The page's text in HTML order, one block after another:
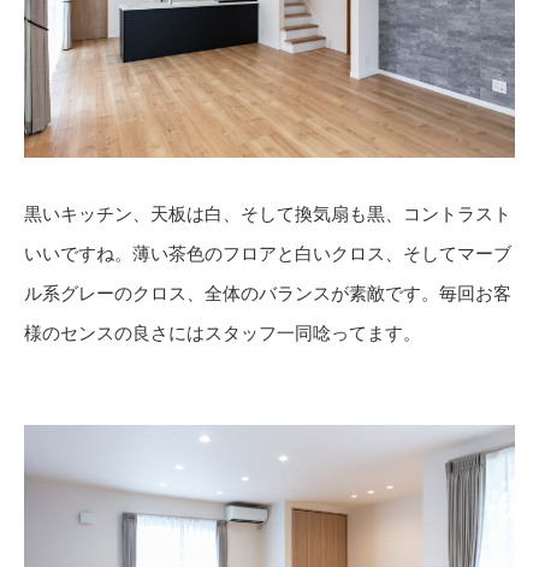
黒いキッチン、天板は白、そして換気扇も黒、コントラスト
いいですね。薄い茶色のフロアと白いクロス、そしてマーブ
ル系グレーのクロス、全体のバランスが素敵です。毎回お客
様のセンスの良さにはスタッフ一同唸ってます。